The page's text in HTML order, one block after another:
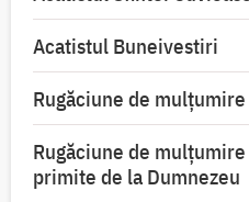
Acatistul Buneivestiri
Rugăciune de
Rugăciune de
primite de la Dumnezeu